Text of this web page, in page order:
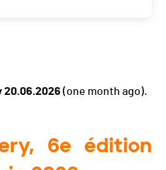
20.06.2026 (one month ago).
6e édition